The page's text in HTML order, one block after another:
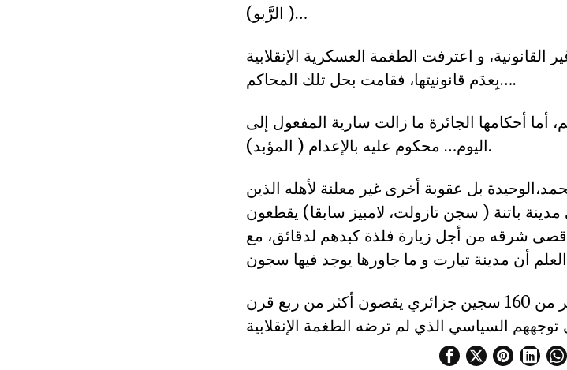
( الرَّبو)…
و اعترفت الطغمة العسكرية الإنقلابية
بِعدَم قانونيتها، فقامت بحل تلك المحاكم….
أما أحكامها الجائرة ما زالت سارية المفعول إلى
اليوم… محكوم عليه بالإعدام ( المؤبد).
بل عقوبة أخرى غير معلنة لأهله الذين
باتنة ( سجن تازولت، لامبيز سابقا) يقطعون
شرقه من أجل زيارة فلذة كبدهم لدقائق، مع
و ما محمد عبدلي إلا واحد من بين أكثر من 160 سجين جزائري يقضون أكثر من ربع قرن